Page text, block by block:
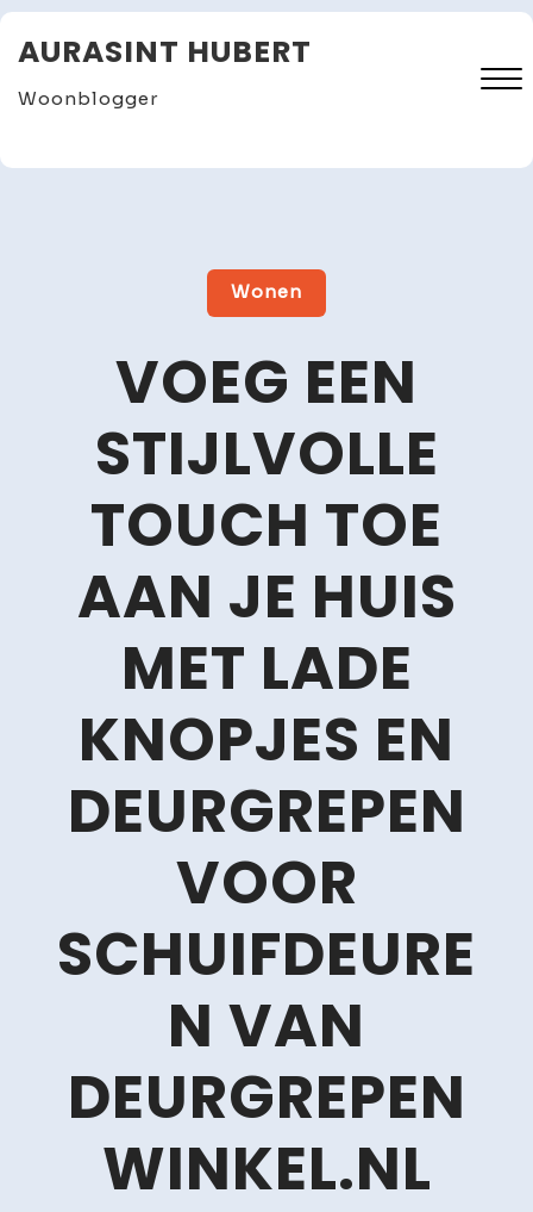
Skip
AURASINT HUBERT
Woonblogger
Close
Wonen
VOEG EEN
STIJLVOLLE
TOUCH TOE
AAN JE HUIS
MET LADE
KNOPJES EN
DEURGREPEN
VOOR
SCHUIFDEURE
N VAN
DEURGREPEN
WINKEL.NL